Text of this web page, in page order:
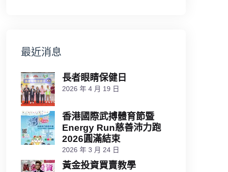
最近消息
長者眼睛保健日
2026 年 4 月 19 日
香港國際武搏體育節暨
Energy Run慈善沛力跑
2026圓滿結束
2026 年 3 月 24 日
黃金投資買賣教學